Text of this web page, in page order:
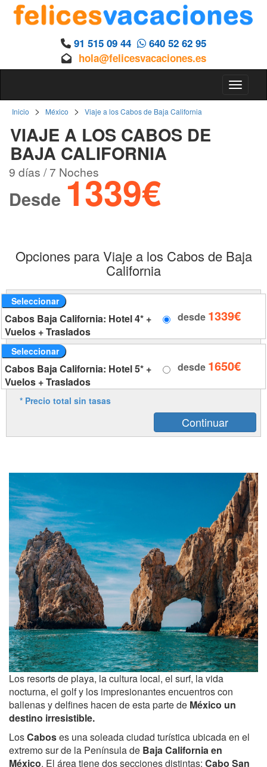
91 515 09 44
640 52 62 95
hola@felicesvacaciones.es
Inicio > México > Viaje a los Cabos de Baja California
VIAJE A LOS CABOS DE
BAJA CALIFORNIA
9 días / 7 Noches
Desde 1339€
Opciones para Viaje a los Cabos de Baja
California
Seleccionar
Cabos Baja California: Hotel 4* +
Vuelos + Traslados
desde 1339€
Seleccionar
Cabos Baja California: Hotel 5* +
Vuelos + Traslados
desde 1650€
* Precio total sin tasas
Los resorts de playa, la cultura local, el surf, la vida
nocturna, el golf y los impresionantes encuentros con
ballenas y delfines hacen de esta parte de México un
destino irresistible.
LosCaboses una soleada ciudad turística ubicada en el
extremo sur de la Península de Baja California en
México. El área tiene dos secciones distintas: Cabo San